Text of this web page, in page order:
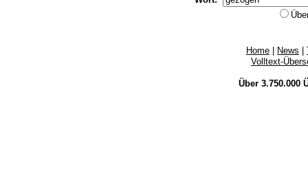
Home News
Volltext-
Über 3.750.000